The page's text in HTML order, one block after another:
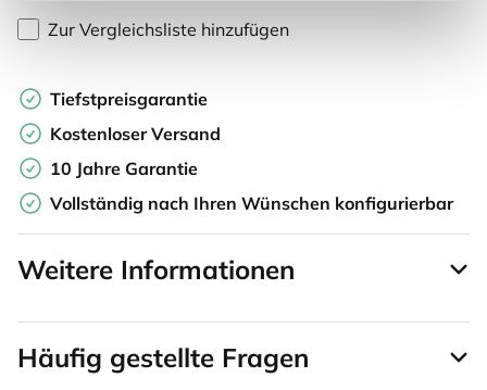
Zur Vergleichsliste hinzufügen
Tiefstpreisgarantie
Kostenloser Versand
10 Jahre Garantie
Vollständig nach Ihren Wünschen konfigurierbar
Weitere Informationen
Häufig gestellte Fragen